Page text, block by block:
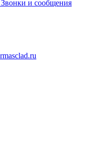
Звонки и сообщения